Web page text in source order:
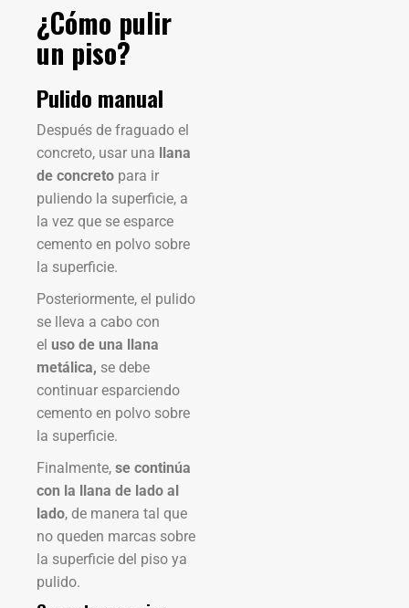
¿Cómo pulir
un piso?
Pulido manual
Después de fraguado el
concreto, usar una llana
de concreto para ir
puliendo la superficie, a
la vez que se esparce
cemento en polvo sobre
la superficie.
Posteriormente, el pulido
se lleva a cabo con
el uso de una llana
metálica, se debe
continuar esparciendo
cemento en polvo sobre
la superficie.
Finalmente, se continúa
con la llana de lado al
lado, de manera tal que
no queden marcas sobre
la superficie del piso ya
pulido.